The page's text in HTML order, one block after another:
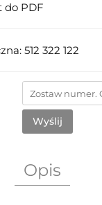
do PDF
512 322 122
Wyślij
Opis